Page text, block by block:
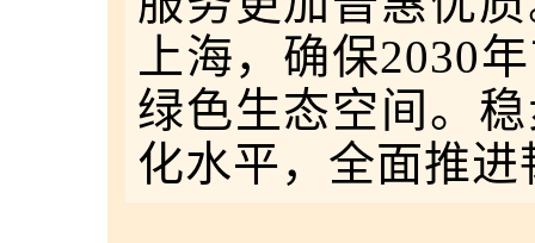
上海，确保2030
绿色生态空间。
化水平，全面推